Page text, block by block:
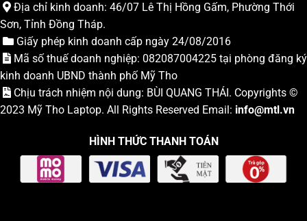
Địa chỉ kinh doanh: 46/07 Lê Thị Hồng Gấm, Phường Thới
Sơn, Tỉnh Đồng Tháp.
Giấy phép kinh doanh cấp ngày 24/08/2016
Mã số thuế doanh nghiệp: 082087004225 tại phòng đăng ký
kinh doanh UBND thành phố Mỹ Tho
Chịu trách nhiệm nội dung: BÙI QUANG THÁI. Copyrights ©
2023 Mỹ Tho Laptop. All Rights Reserved Email: info@mtl.vn
HÌNH THỨC THANH TOÁN